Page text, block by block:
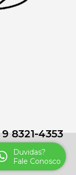
9 8321-4353
Duvidas?
Fale Conosco
- 2026. Todos os